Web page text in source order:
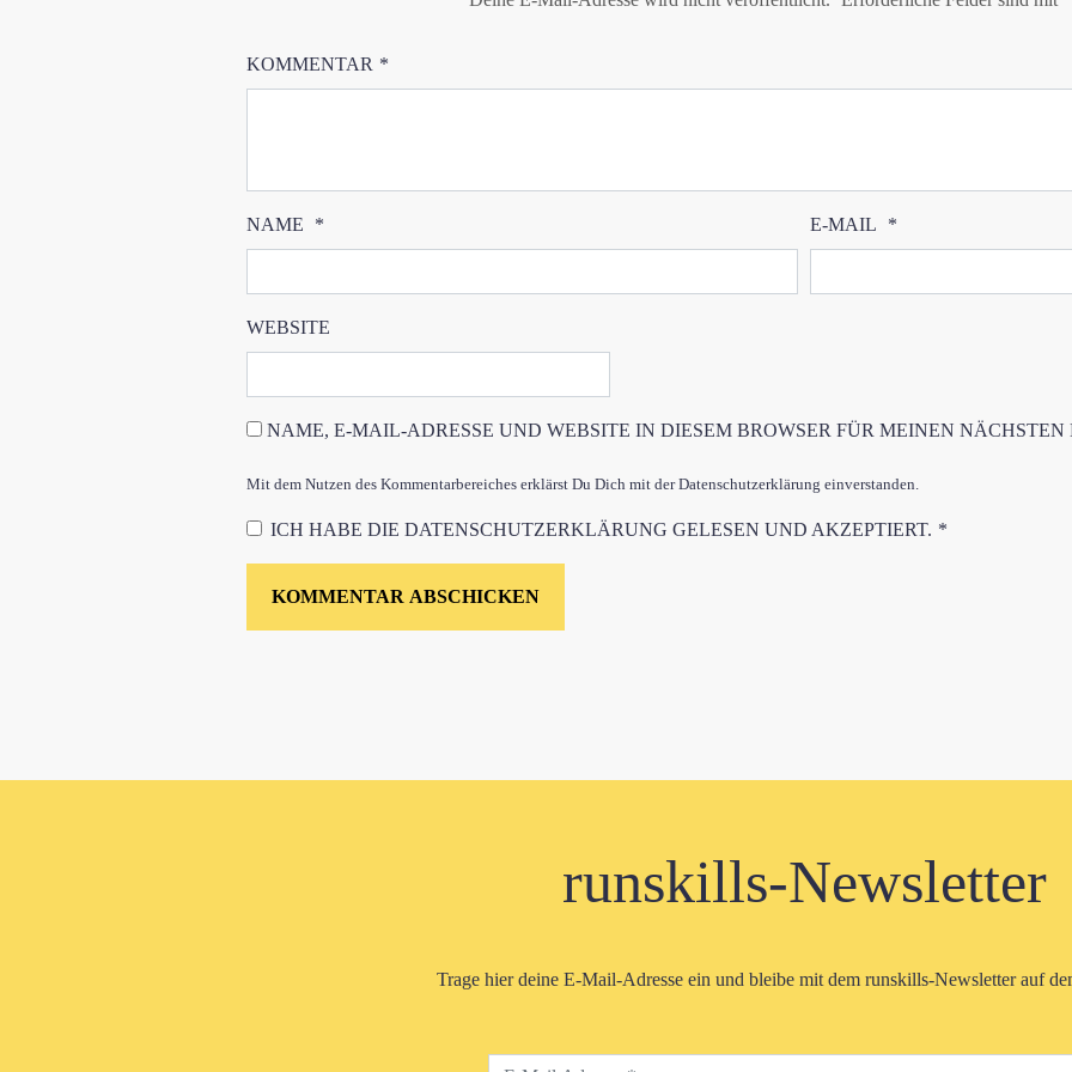
KOMMENTAR *
NAME * E-MAIL *
WEBSITE
NAME, E-MAIL-ADRESSE UND WEBSITE IN DIESEM BROWSER FÜR MEINEN
Mit dem Nutzen des Kommentarbereiches erklärst Du Dich mit der Datenschutzerklärung einverstanden.
ICH HABE DIE DATENSCHUTZERKLÄRUNG GELESEN UND AKZEPTIERT. *
runskills-Newsletter
Trage hier deine E-Mail-Adresse ein und bleibe mit dem runskills-Newsletter auf